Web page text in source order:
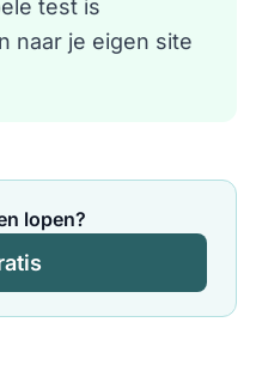
test is
naar je eigen site
lopen?